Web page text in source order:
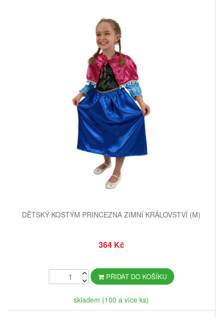
DĚTSKÝ KOSTÝM PRINCEZNA ZIMNÍ KRÁLOVSTVÍ (M)
364 Kč
PŘIDAT DO KOŠÍKU
skladem (100 a více ks)